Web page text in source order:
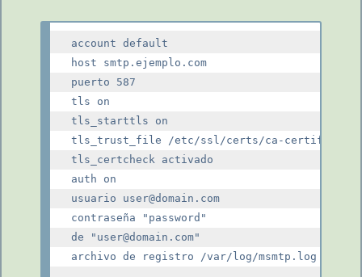
account default
host smtp.ejemplo.com
puerto 587
tls on
tls_starttls on
tls_trust_file /etc/ssl/certs/ca-
tls_certcheck activado
auth on
usuario user@domain.com
contraseña "password"
de "user@domain.com"
archivo de registro /var/log/msmtp.log